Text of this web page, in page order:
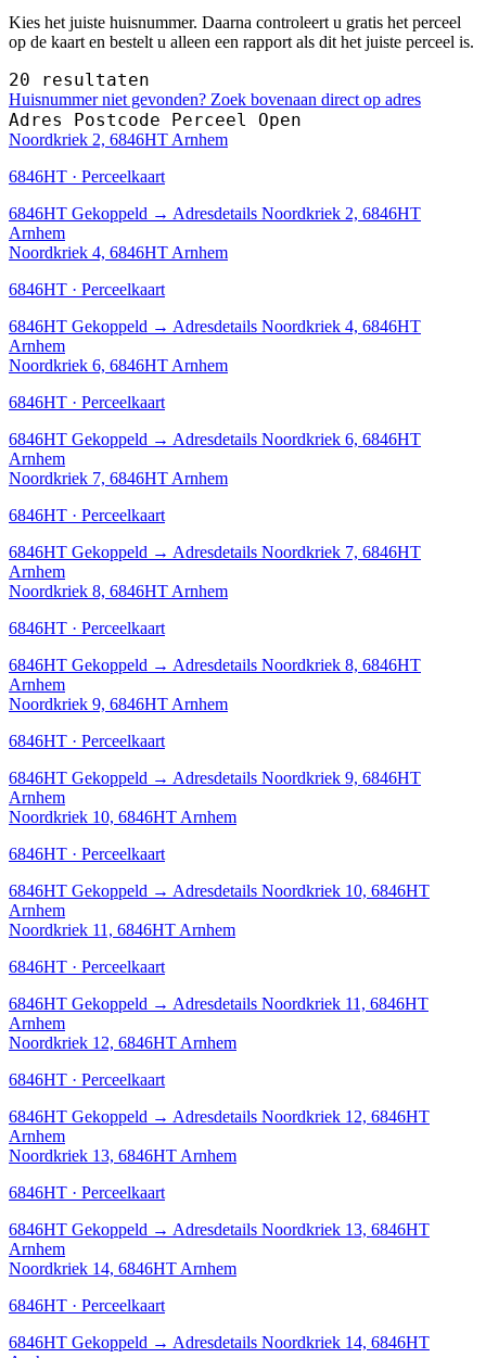
Kies het juiste huisnummer. Daarna controleert u gratis het perceel
op de kaart en bestelt u alleen een rapport als dit het juiste perceel is.
20 resultaten
Huisnummer niet gevonden? Zoek bovenaan direct op adres
Adres Postcode Perceel Open
Noordkriek 2, 6846HT Arnhem
6846HT · Perceelkaart
6846HT Gekoppeld → Adresdetails Noordkriek 2, 6846HT
Arnhem
Noordkriek 4, 6846HT Arnhem
6846HT · Perceelkaart
6846HT Gekoppeld → Adresdetails Noordkriek 4, 6846HT
Arnhem
Noordkriek 6, 6846HT Arnhem
6846HT · Perceelkaart
6846HT Gekoppeld → Adresdetails Noordkriek 6, 6846HT
Arnhem
Noordkriek 7, 6846HT Arnhem
6846HT · Perceelkaart
6846HT Gekoppeld → Adresdetails Noordkriek 7, 6846HT
Arnhem
Noordkriek 8, 6846HT Arnhem
6846HT · Perceelkaart
6846HT Gekoppeld → Adresdetails Noordkriek 8, 6846HT
Arnhem
Noordkriek 9, 6846HT Arnhem
6846HT · Perceelkaart
6846HT Gekoppeld → Adresdetails Noordkriek 9, 6846HT
Arnhem
Noordkriek 10, 6846HT Arnhem
6846HT · Perceelkaart
6846HT Gekoppeld → Adresdetails Noordkriek 10, 6846HT
Arnhem
Noordkriek 11, 6846HT Arnhem
6846HT · Perceelkaart
6846HT Gekoppeld → Adresdetails Noordkriek 11, 6846HT
Arnhem
Noordkriek 12, 6846HT Arnhem
6846HT · Perceelkaart
6846HT Gekoppeld → Adresdetails Noordkriek 12, 6846HT
Arnhem
Noordkriek 13, 6846HT Arnhem
6846HT · Perceelkaart
6846HT Gekoppeld → Adresdetails Noordkriek 13, 6846HT
Arnhem
Noordkriek 14, 6846HT Arnhem
6846HT · Perceelkaart
6846HT Gekoppeld → Adresdetails Noordkriek 14, 6846HT